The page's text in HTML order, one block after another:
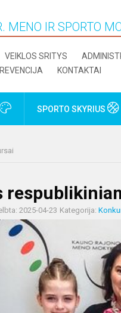
MENO IR SPORTO
VEIKLOS SRITYS
KONTAKTAI
SPORTO SKYRIUS
2025-04-23 Kategorija: